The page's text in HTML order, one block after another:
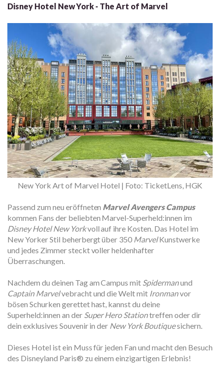
Disney Hotel New York - The Art of Marvel
New York Art of Marvel Hotel | Foto: TicketLens, HGK
Passend zum neu eröffneten Marvel Avengers Campus
kommen Fans der beliebten Marvel-Superheld:innen im
Disney Hotel New Yorkvoll auf ihre Kosten. Das Hotel im
New Yorker Stil beherbergt über 350 MarvelKunstwerke
und jedes Zimmer steckt voller heldenhafter
Überraschungen.
Nachdem du deinen Tag am Campus mit Spidermanund
Captain Marvelvebracht und die Welt mit Ironmanvor
bösen Schurken gerettet hast, kannst du deine
Superheld:innen an der Super Hero Stationtreffen oder dir
dein exklusives Souvenir in der New York Boutiquesichern.
Dieses Hotel ist ein Muss für jeden Fan und macht den Besuch
des Disneyland Paris® zu einem einzigartigen Erlebnis!